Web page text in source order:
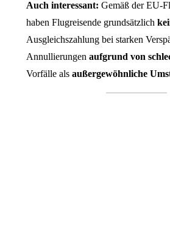
Auch interessant: Gemäß der EU-
haben Flugreisende grundsätzlich
Ausgleichszahlung bei starken
Annullierungen aufgrund von
Vorfälle als außergewöhnliche